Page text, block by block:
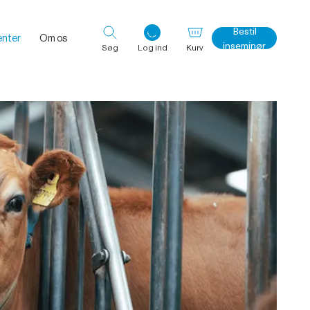
Om os
Søg Log ind
Log ind med det samme
Kurv
Bestil
inseminør